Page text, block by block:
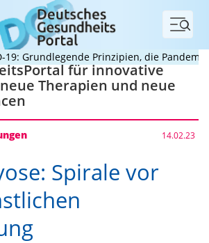
Menü
Grundlegende Prinzipien, die Pandemien
für innovative
Therapien und neue
14.02.23
Spirale vor